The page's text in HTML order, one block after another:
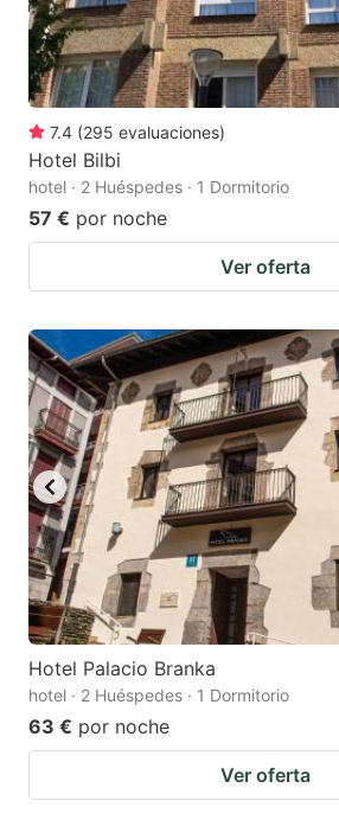
7.4 (295 evaluaciones)
Hotel Bilbi
hotel · 2 Huéspedes · 1 Dormitorio
57 € por noche
Ver oferta
Hotel Palacio Branka
hotel · 2 Huéspedes · 1 Dormitorio
63 € por noche
Ver oferta